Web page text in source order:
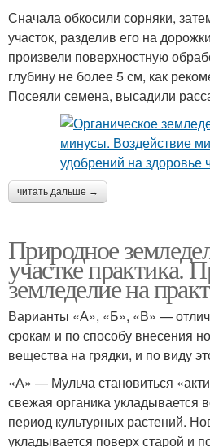
Сначала обкосили сорняки,
участок, разделив его на
произвели поверхностную
глубину не более 5 см, как
Посеяли семена, высадили
читать дальше →
Природное
участке практика.
земледелие на
Варианты «А», «Б», «В» —
срокам и по способу внесения
вещества на грядки, и по виду
«А» — Мульча становиться
свежая органика укладывается
период культурных растений.
укладывается поверх старой и